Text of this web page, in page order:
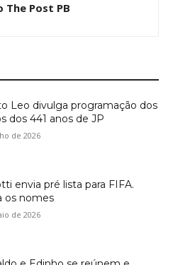
The Post PB
Leo divulga programação dos
dos 441 anos de JP
de 2026
envia pré lista para FIFA.
os nomes
de 2026